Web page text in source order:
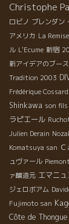
Christophe
ロビノ ブレンダン
アメリカ La
ル L'Ecume 新宿
新アイデアのブー
Tradition 2003
Frédérique Cossard
Shinkawa son
ラピエール
Julien Derain
Komatsuya san
ュヴァール
ァ醸造元 エマニ
ジェロボアム
Fujimoto san
Côte de Thongue